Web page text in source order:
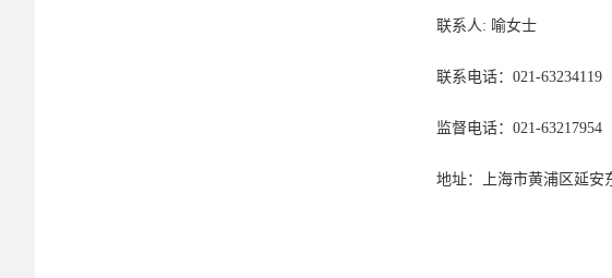
联系人 : 喻女士
联系电话： 021-63234119
监督电话： 021-63217954
地址： 上海市黄浦区延安